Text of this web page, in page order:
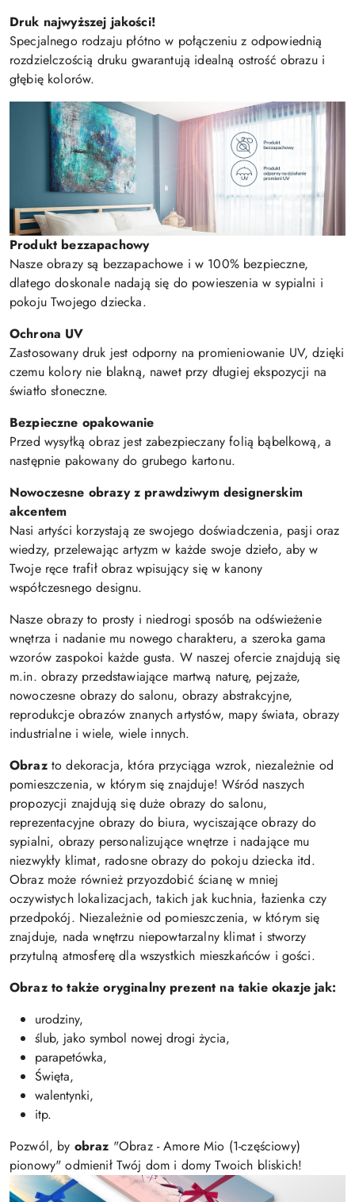
Druk najwyższej jakości!
Specjalnego rodzaju płótno w połączeniu z odpowiednią
rozdzielczością druku gwarantują idealną ostrość obrazu i
głębię kolorów.
Produkt bezzapachowy
Nasze obrazy są bezzapachowe i w 100% bezpieczne,
dlatego doskonale nadają się do powieszenia w sypialni i
pokoju Twojego dziecka.
Ochrona UV
Zastosowany druk jest odporny na promieniowanie UV, dzięki
czemu kolory nie blakną, nawet przy długiej ekspozycji na
światło słoneczne.
Bezpieczne opakowanie
Przed wysyłką obraz jest zabezpieczany folią bąbelkową, a
następnie pakowany do grubego kartonu.
Nowoczesne obrazy z prawdziwym designerskim
akcentem
Nasi artyści korzystają ze swojego doświadczenia, pasji oraz
wiedzy, przelewając artyzm w każde swoje dzieło, aby w
Twoje ręce trafił obraz wpisujący się w kanony
współczesnego designu.
Nasze obrazy to prosty i niedrogi sposób na odświeżenie
wnętrza i nadanie mu nowego charakteru, a szeroka gama
wzorów zaspokoi każde gusta. W naszej ofercie znajdują się
m.in. obrazy przedstawiające martwą naturę, pejzaże,
nowoczesne obrazy do salonu, obrazy abstrakcyjne,
reprodukcje obrazów znanych artystów, mapy świata, obrazy
industrialne i wiele, wiele innych.
Obrazto dekoracja, która przyciąga wzrok, niezależnie od
pomieszczenia, w którym się znajduje! Wśród naszych
propozycji znajdują się duże obrazy do salonu,
reprezentacyjne obrazy do biura, wyciszające obrazy do
sypialni, obrazy personalizujące wnętrze i nadające mu
niezwykły klimat, radosne obrazy do pokoju dziecka itd.
Obraz może również przyozdobić ścianę w mniej
oczywistych lokalizacjach, takich jak kuchnia, łazienka czy
przedpokój. Niezależnie od pomieszczenia, w którym się
znajduje, nada wnętrzu niepowtarzalny klimat i stworzy
przytulną atmosferę dla wszystkich mieszkańców i gości.
Obraz to także oryginalny prezent na takie okazje jak:
urodziny,
ślub, jako symbol nowej drogi życia,
parapetówka,
Święta,
walentynki,
itp.
Pozwól, by obraz "Obraz - Amore Mio (1-częściowy)
pionowy" odmienił Twój dom i domy Twoich bliskich!